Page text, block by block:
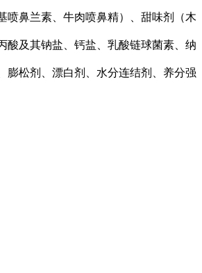
喷鼻兰素、牛肉喷鼻精）、甜味剂（木
酸及其钠盐、钙盐、乳酸链球菌素、纳
膨松剂、漂白剂、水分连结剂、养分强